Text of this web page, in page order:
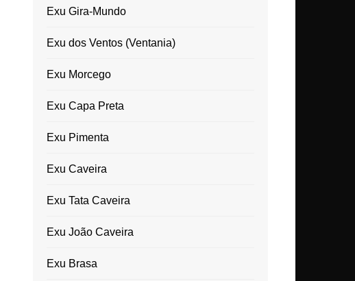
Exu Gira-Mundo
Exu dos Ventos (Ventania)
Exu Morcego
Exu Capa Preta
Exu Pimenta
Exu Caveira
Exu Tata Caveira
Exu João Caveira
Exu Brasa